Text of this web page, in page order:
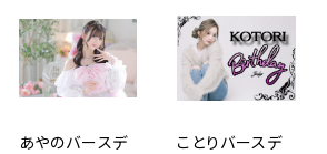
あやのバースデ
ことりバースデ